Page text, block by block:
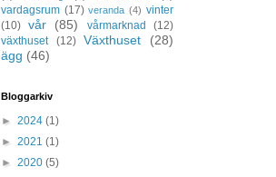
vardagsrum (17) veranda (4) vinter
(10) vår (85) vårmarknad
(12)
växthuset
(12) Växthuset
(28)
ägg (46)
Bloggarkiv
► 2024 (1)
► 2021 (1)
► 2020 (5)